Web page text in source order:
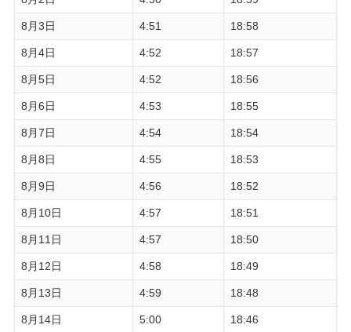
8月3日 4:51 18:58
8月4日 4:52 18:57
8月5日 4:52 18:56
8月6日 4:53 18:55
8月7日 4:54 18:54
8月8日 4:55 18:53
8月9日 4:56 18:52
8月10日 4:57 18:51
8月11日 4:57 18:50
8月12日 4:58 18:49
8月13日 4:59 18:48
8月14日 5:00 18:46